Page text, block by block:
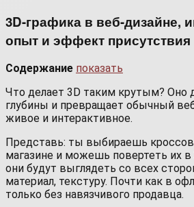
3D-графика в веб-дизайне,
опыт и эффект присутствия
Содержание показать
Что делает 3D таким крутым? Оно
глубины и превращает обычный
живое и интерактивное.
Представь: ты выбираешь
магазине и можешь повертеть их в
они будут выглядеть со всех
материал, текстуру. Почти как в
только без навязчивого продавца.